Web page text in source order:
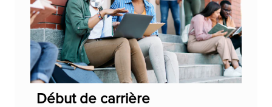
Début de carrière